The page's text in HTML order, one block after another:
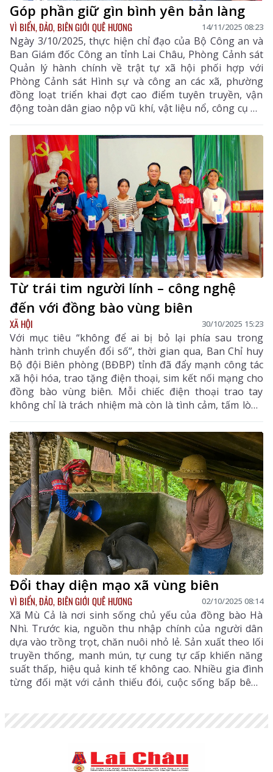
Góp phần giữ gìn bình yên bản làng
VÌ BIỂN, ĐẢO, BIÊN GIỚI QUÊ HƯƠNG 14/11/2025 08:23
Ngày 3/10/2025, thực hiện chỉ đạo của Bộ Công an và
Ban Giám đốc Công an tỉnh Lai Châu, Phòng Cảnh sát
Quản lý hành chính về trật tự xã hội phối hợp với
Phòng Cảnh sát Hình sự và công an các xã, phường
đồng loạt triển khai đợt cao điểm tuyên truyền, vận
động toàn dân giao nộp vũ khí, vật liệu nổ, công cụ hỗ
trợ (VK, VLN, CCHT). Đợt cao điểm kéo dài từ ngày
1/10 đến 1/12/2025, tập trung triển khai tại 38 xã,
phường trên địa bàn toàn tỉnh. Đây là hoạt động được
triển khai đồng bộ, rộng khắp và có sự phối hợp chặt
chẽ giữa lực lượng công an với cấp ủy, chính quyền địa
phương, các tổ chức chính trị - xã hội, người có uy tín
trong cộng đồng.
Từ trái tim người lính – công nghệ
đến với đồng bào vùng biên
XÃ HỘI 30/10/2025 15:23
Với mục tiêu “không để ai bị bỏ lại phía sau trong
hành trình chuyển đổi số”, thời gian qua, Ban Chỉ huy
Bộ đội Biên phòng (BĐBP) tỉnh đã đẩy mạnh công tác
xã hội hóa, trao tặng điện thoại, sim kết nối mạng cho
đồng bào vùng biên. Mỗi chiếc điện thoại trao tay
không chỉ là trách nhiệm mà còn là tình cảm, tấm lòng
của những người lính biên phòng gửi tới bà con nơi
biên cương còn nhiều khó khăn.
Đổi thay diện mạo xã vùng biên
VÌ BIỂN, ĐẢO, BIÊN GIỚI QUÊ HƯƠNG 02/10/2025 08:14
Xã Mù Cả là nơi sinh sống chủ yếu của đồng bào Hà
Nhì. Trước kia, nguồn thu nhập chính của người dân
dựa vào trồng trọt, chăn nuôi nhỏ lẻ. Sản xuất theo lối
truyền thống, manh mún, tự cung tự cấp khiến năng
suất thấp, hiệu quả kinh tế không cao. Nhiều gia đình
từng đối mặt với cảnh thiếu đói, cuộc sống bấp bênh